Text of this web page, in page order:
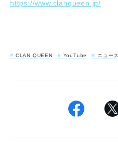
https://www.clanqueen.jp/
CLAN QUEEN YouTube ニュース